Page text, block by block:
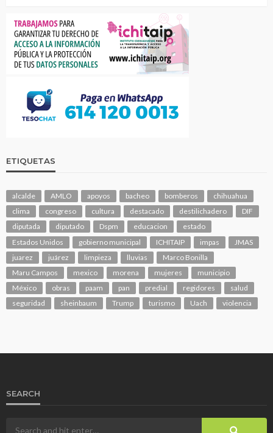
ETIQUETAS
alcalde AMLO apoyos bacheo bomberos
chihuahua
clima
congreso cultura destacado destilichadero
DIF
diputada
diputado Dspm educacion
estado
Estados Unidos
gobierno municipal ICHITAIP impas
JMAS
juarez
juárez limpieza lluvias
Marco Bonilla
Maru Campos
mexico morena mujeres
municipio
México
obras paam pan predial regidores
salud
seguridad
sheinbaum Trump turismo Uach violencia
SEARCH